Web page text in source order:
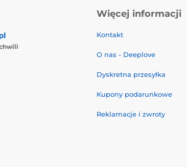
Więcej informacji
Kontakt
O nas - Deeplove
Dyskretna przesyłka
Kupony podarunkowe
Reklamacje i zwroty